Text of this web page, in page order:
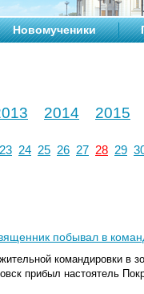
Новомученики
2014 2015
23 24 25 26 27 28 29
побывал в
командировки в
прибыл настоятель